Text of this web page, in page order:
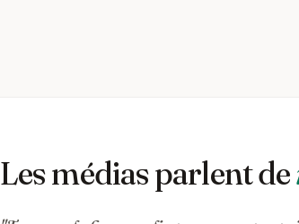
Les médias parlent de